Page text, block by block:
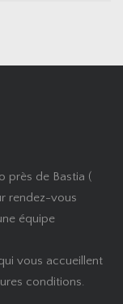
près de Bastia (
rendez-vous
équipe
vous accueillent
conditions.